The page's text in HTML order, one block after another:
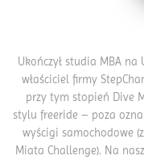
Ukończył studia MBA
właściciel firmy
przy tym stopień Dive
stylu freeride – poza
wyścigi samochodowe
Miata Challenge). Na